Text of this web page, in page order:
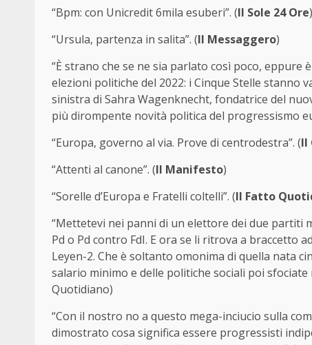
“Bpm: con Unicredit 6mila esuberi”. (Il Sole 24 Ore)
“Ursula, partenza in salita”. (Il Messaggero)
“È strano che se ne sia parlato così poco,
elezioni politiche del 2022: i Cinque Stelle stanno
sinistra di Sahra Wagenknecht, fondatrice del
più dirompente novità politica del progressismo
“Europa, governo al via. Prove di centrodestra”. (Il
“Attenti al canone”. (Il Manifesto)
“Sorelle d’Europa e Fratelli coltelli”. (Il Fatto
“Mettetevi nei panni di un elettore dei due partiti
Pd o Pd contro FdI. E ora se li ritrova a braccetto
Leyen-2. Che è soltanto omonima di quella nata
salario minimo e delle politiche sociali poi sfociate
Quotidiano)
“Con il nostro no a questo mega-inciucio sulla
dimostrato cosa significa essere progressisti